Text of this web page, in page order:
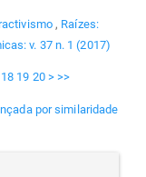
, Raízes:
v. 37 n. 1 (2017)
18 19 20 > >>
por similaridade